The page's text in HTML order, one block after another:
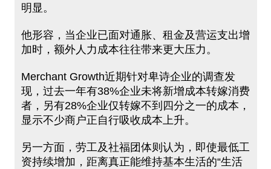
明显。
他形容，当企业已面对通胀、租金及营运支出增
加时，额外人力成本往往带来更大压力。
Merchant Growth近期针对卑诗企业的调查发
现，过去一年有38%企业未将新增成本转嫁消费
者，另有28%企业仅转嫁不到四分之一的成本，
显示不少商户正自行吸收成本上升。
另一方面，劳工及社福团体则认为，即使最低工
资持续增加，距离真正能维持基本生活的“生活